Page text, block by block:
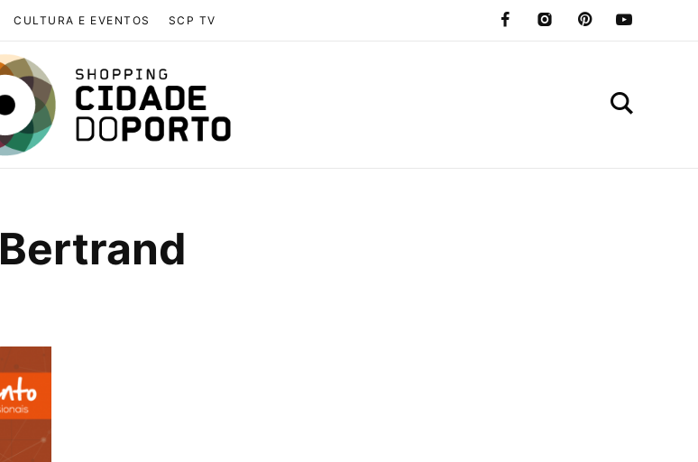
CULTURA E EVENTOS SCP TV
Bertrand